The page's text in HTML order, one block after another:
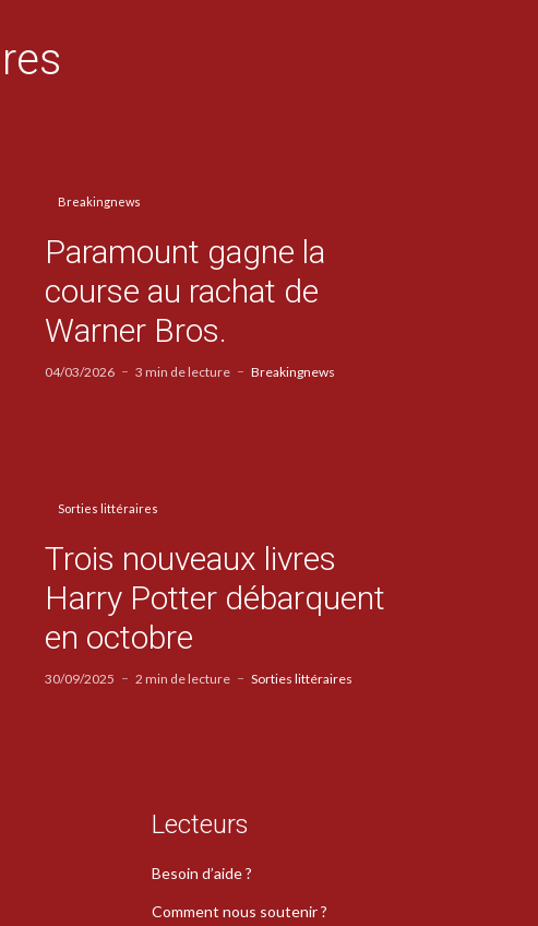
Breakingnews
Paramount gagne la
course au rachat de
Warner Bros.
04/03/2026 3 min de lecture Breakingnews
Sorties littéraires
Trois nouveaux livres
Harry Potter débarquent
en octobre
30/09/2025 2 min de lecture Sorties littéraires
Lecteurs
Besoin d’aide ?
Comment nous soutenir ?